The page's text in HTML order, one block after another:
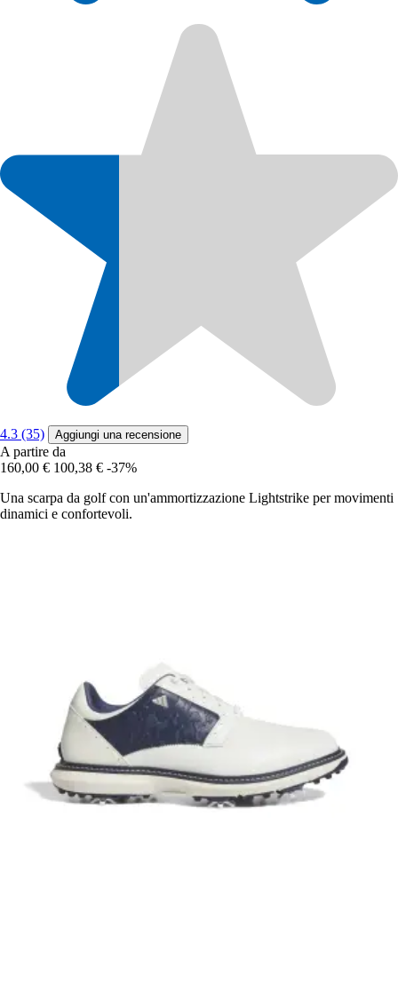
4.3 (35) Aggiungi una recensione
A partire da
160,00 € 100,38 € -37%
Una scarpa da golf con un'ammortizzazione Lightstrike per movimenti
dinamici e confortevoli.